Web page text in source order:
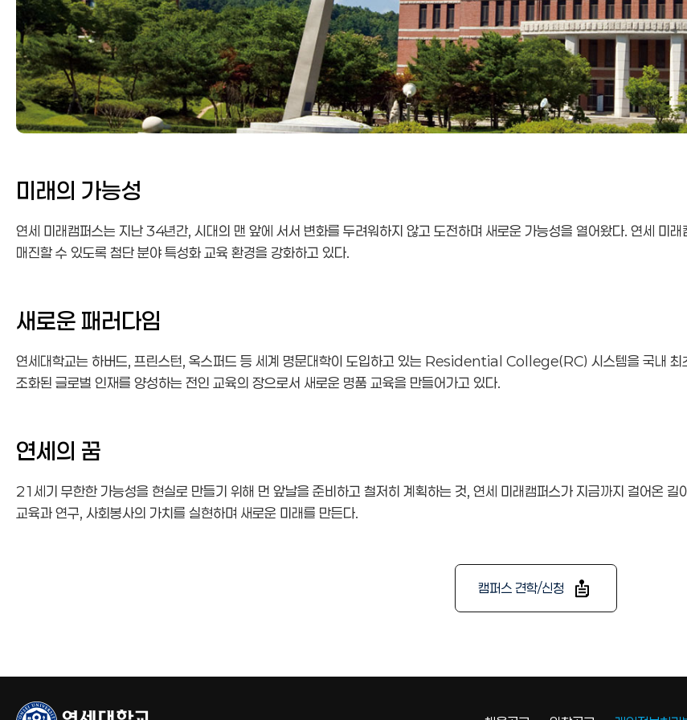
미래의 가능성
연세 미래캠퍼스는 지난 34년간, 시대의 맨 앞에 서서 변화를 두려워하지 않고 도전하며 새로운 가능성을 열어왔다. 연세 미
매진할 수 있도록 첨단 분야 특성화 교육 환경을 강화하고 있다.
새로운 패러다임
연세대학교는 하버드, 프린스턴, 옥스퍼드 등 세계 명문대학이 도입하고 있는 Residential College(RC) 시스템을 국내 최
조화된 글로벌 인재를 양성하는 전인 교육의 장으로서 새로운 명품 교육을 만들어가고 있다.
연세의 꿈
21세기 무한한 가능성을 현실로 만들기 위해 먼 앞날을 준비하고 철저히 계획하는 것, 연세 미래캠퍼스가 지금까지 걸어온
교육과 연구, 사회봉사의 가치를 실현하며 새로운 미래를 만든다.
캠퍼스 견학/신청